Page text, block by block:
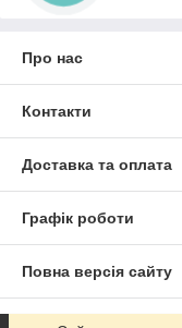
Про нас
Контакти
Доставка та оплата
Графік роботи
Повна версія сайту